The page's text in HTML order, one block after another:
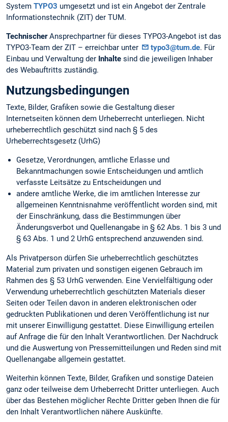
System TYPO3 umgesetzt und ist ein Angebot der Zentrale
Informationstechnik (ZIT) der TUM.
TechnischerAnsprechpartner für dieses TYPO3-Angebot ist das
TYPO3-Team der ZIT – erreichbar unter
typo3@tum.de. Für
Einbau und Verwaltung der Inhalte sind die jeweiligen Inhaber
des Webauftritts zuständig.
Nutzungsbedingungen
Texte, Bilder, Grafiken sowie die Gestaltung dieser
Internetseiten können dem Urheberrecht unterliegen. Nicht
urheberrechtlich geschützt sind nach § 5 des
Urheberrechtsgesetz (UrhG)
Gesetze, Verordnungen, amtliche Erlasse und
Bekanntmachungen sowie Entscheidungen und amtlich
verfasste Leitsätze zu Entscheidungen und
andere amtliche Werke, die im amtlichen Interesse zur
allgemeinen Kenntnisnahme veröffentlicht worden sind, mit
der Einschränkung, dass die Bestimmungen über
Änderungsverbot und Quellenangabe in § 62 Abs. 1 bis 3 und
§ 63 Abs. 1 und 2 UrhG entsprechend anzuwenden sind.
Als Privatperson dürfen Sie urheberrechtlich geschütztes
Material zum privaten und sonstigen eigenen Gebrauch im
Rahmen des § 53 UrhG verwenden. Eine Vervielfältigung oder
Verwendung urheberrechtlich geschützten Materials dieser
Seiten oder Teilen davon in anderen elektronischen oder
gedruckten Publikationen und deren Veröffentlichung ist nur
mit unserer Einwilligung gestattet. Diese Einwilligung erteilen
auf Anfrage die für den Inhalt Verantwortlichen. Der Nachdruck
und die Auswertung von Pressemitteilungen und Reden sind mit
Quellenangabe allgemein gestattet.
Weiterhin können Texte, Bilder, Grafiken und sonstige Dateien
ganz oder teilweise dem Urheberrecht Dritter unterliegen. Auch
über das Bestehen möglicher Rechte Dritter geben Ihnen die für
den Inhalt Verantwortlichen nähere Auskünfte.